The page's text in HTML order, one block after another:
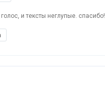
и тексты неглупые. спасибо!